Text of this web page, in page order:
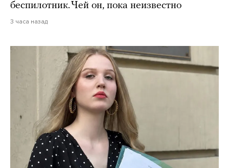
беспилотник. Чей он, пока неизвестно
3 часа назад